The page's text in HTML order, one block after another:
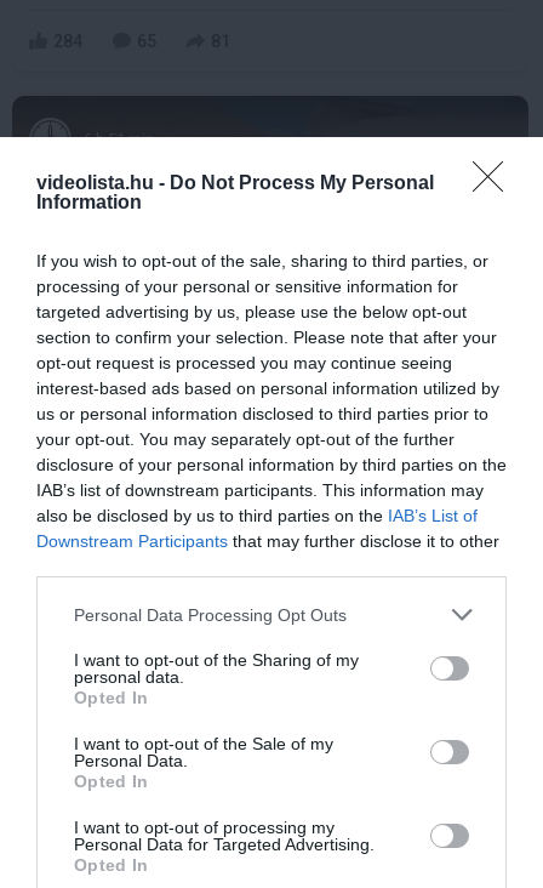
videolista.hu - Do Not Process My Personal
Information
If you wish to opt-out of the sale, sharing to third parties, or
processing of your personal or sensitive information for
targeted advertising by us, please use the below opt-out
section to confirm your selection. Please note that after your
opt-out request is processed you may continue seeing
interest-based ads based on personal information utilized by
us or personal information disclosed to third parties prior to
your opt-out. You may separately opt-out of the further
disclosure of your personal information by third parties on the
IAB’s list of downstream participants. This information may
also be disclosed by us to third parties on the IAB’s List of
Downstream Participants that may further disclose it to other
Please note that this website/app uses one or more Google
not limited to your visit or usage behaviour. You may click to
grant or deny consent to Google and its third-party tags to
use your data for below specified purposes in below Google
consent section.
Personal Data Processing Opt Outs
I want to opt-out of the Sharing of my
personal data.
Opted In
I want to opt-out of the Sale of my
Personal Data.
Opted In
I want to opt-out of processing my
Personal Data for Targeted Advertising.
Opted In
6 h 51 min
Fungus Dries Up And Falls Off After The First
Use
More
80 103